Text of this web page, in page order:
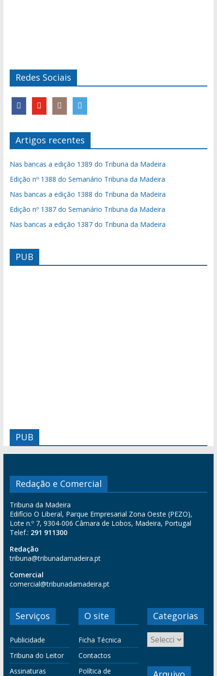
Redes Sociais
Artigos recentes
Nas bancas a edição 1389 do Tribuna da Madeira
Edição nº 1388 do Semanário Tribuna da Madeira
Nas bancas a edição 1388 do Tribuna da Madeira
Edição nº 1387 do Semanário Tribuna da Madeira
Nas bancas a edição 1387 do Tribuna da Madeira
PUB
PUB
Redação e Comercial
Tribuna da Madeira
Edifício O Liberal, Parque Empresarial Zona Oeste (PEZO),
Lote n.º 7, 9304-006 Câmara de Lobos, Madeira, Portugal
Telef.: 291 911300
Redação
tribuna@tribunadamadeira.pt
Comercial
comercial@tribunadamadeira.pt
Serviços
Publicidade
Tribuna do Leitor
Assinaturas
O site
Ficha Técnica
Contactos
Política de
Categorias